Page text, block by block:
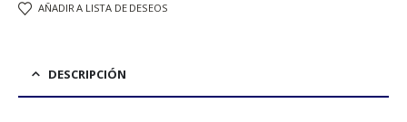
AÑADIR A LISTA DE DESEOS
DESCRIPCIÓN